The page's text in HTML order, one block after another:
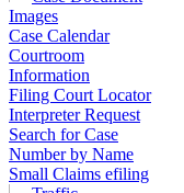
Images
Case Calendar
Courtroom
Information
Filing Court Locator
Interpreter Request
Search for Case
Number by Name
Small Claims efiling